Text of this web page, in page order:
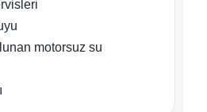
motorsuz su